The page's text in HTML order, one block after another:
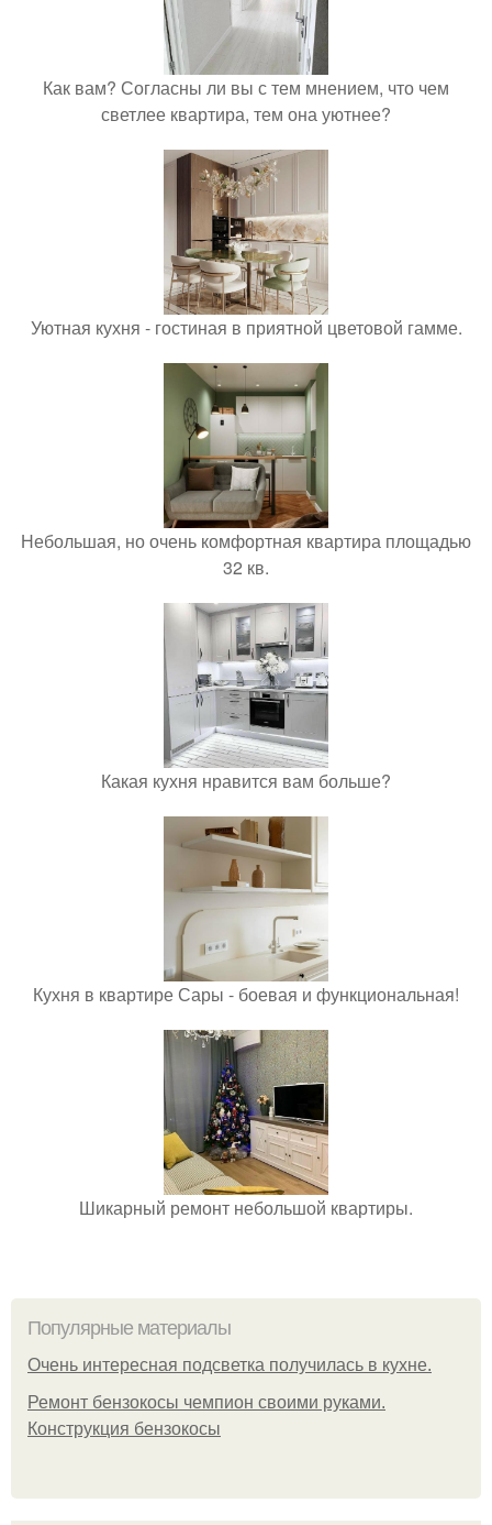
Как вам? Согласны ли вы с тем мнением, что чем
светлее квартира, тем она уютнее?
Уютная кухня - гостиная в приятной цветовой гамме.
Небольшая, но очень комфортная квартира площадью
32 кв.
Какая кухня нравится вам больше?
Кухня в квартире Сары - боевая и функциональная!
Шикарный ремонт небольшой квартиры.
Популярные материалы
Очень интересная подсветка получилась в кухне.
Ремонт бензокосы чемпион своими руками.
Конструкция бензокосы